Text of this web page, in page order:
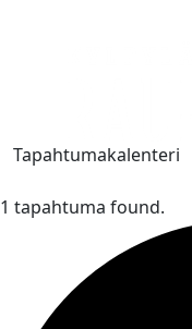
Tapahtumakalenteri
1 tapahtuma found.